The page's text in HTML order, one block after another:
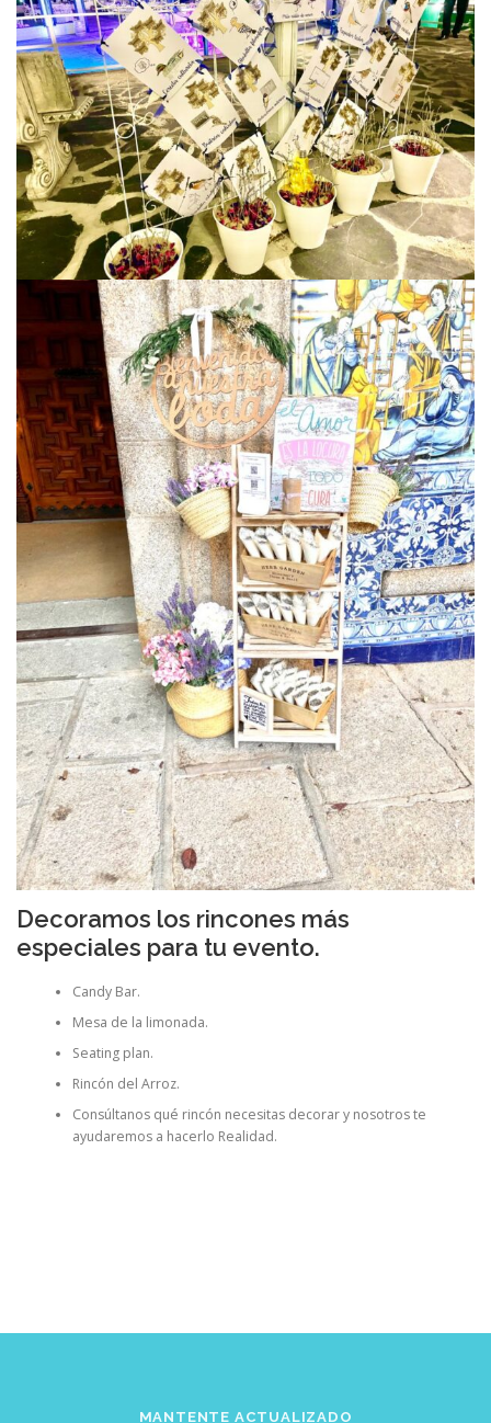
Decoramos los rincones más
especiales para tu evento.
Candy Bar.
Mesa de la limonada.
Seating plan.
Rincón del Arroz.
Consúltanos qué rincón necesitas decorar y nosotros te
ayudaremos a hacerlo Realidad.
MANTENTE ACTUALIZADO